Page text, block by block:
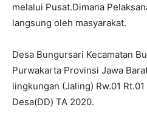
melalui Pusat.Dimana
langsung oleh masyarakat.
Desa Bungursari Kecamatan
Purwakarta Provinsi Jawa
lingkungan (Jaling) Rw.01
Desa(DD) TA 2020.